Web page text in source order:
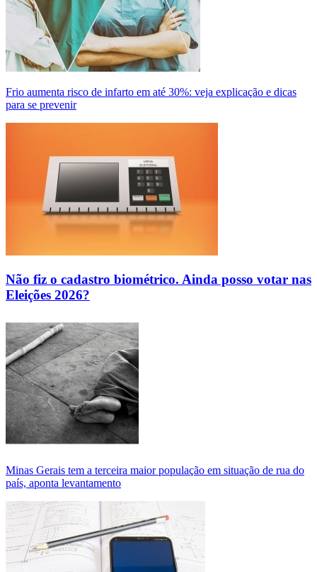
Frio aumenta risco de infarto em até 30%: veja explicação e dicas
para se prevenir
Não fiz o cadastro biométrico. Ainda posso votar nas
Eleições 2026?
Minas Gerais tem a terceira maior população em situação de rua do
país, aponta levantamento